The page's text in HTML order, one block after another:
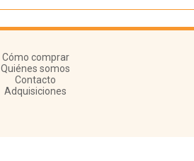
Cómo comprar
Quiénes somos
Contacto
Adquisiciones